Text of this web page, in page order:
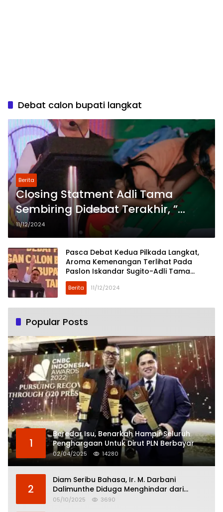
Debat calon bupati langkat
Berita
Closing Statment Adli Tama
Sembiring Didebat Terakhir, ”
Mana Ksatria, Mana Pencuri
Kuda”
11/12/2024
Pasca Debat Kedua Pilkada Langkat,
Aroma Kemenangan Terlihat Pada
Paslon Iskandar Sugito-Adli Tama
Sembiring
Berita 11/12/2024
Popular Posts
1
Beredar Isu, Benarkah Hampir Seluruh
Penghargaan Untuk Dirut PLN Berbayar
02/04/2025 14280
2
Diam Seribu Bahasa, Ir. M. Darbani
Dalimunthe Diduga Menghindar dari
Pertanggungjawaban Politik
05/10/2025 3690